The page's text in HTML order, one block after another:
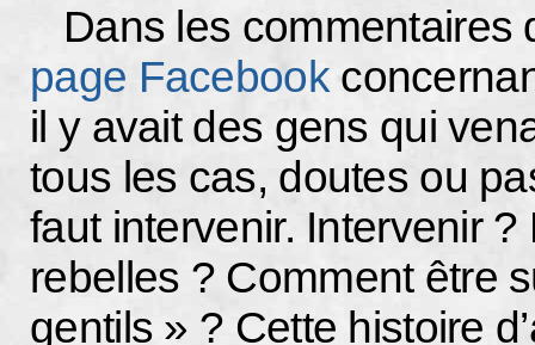
Dans les commentaires
page Facebook
il y avait des gens qui
tous les cas, doutes ou
faut intervenir. Intervenir
rebelles ? Comment être
gentils » ? Cette histoire